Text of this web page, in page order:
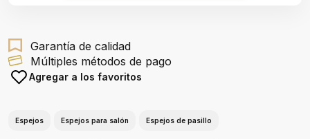
Garantía de calidad
Múltiples métodos de pago
Agregar a los favoritos
Espejos Espejos para salón Espejos de pasillo